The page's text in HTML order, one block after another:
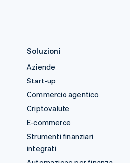
Soluzioni
Aziende
Start-up
Commercio agentico
Criptovalute
E-commerce
Strumenti finanziari
integrati